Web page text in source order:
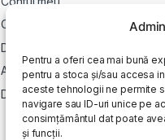
Pentru a oferi cea mai bună
pentru a stoca și/sau accesa
aceste tehnologii ne permite
navigare sau ID-uri unice pe
consimțământul dat poate
și funcții.
Comenzi
Descarcari
Adrese
Detalii cont